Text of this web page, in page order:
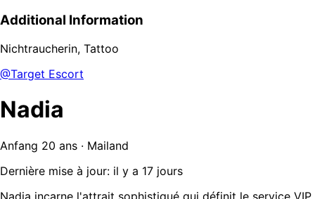
Additional Information
Nichtraucherin, Tattoo
@Target Escort
Nadia
Anfang 20 ans · Mailand
Dernière mise à jour: il y a 17 jours
Nadia incarne l'attrait sophistiqué qui définit le service VIP